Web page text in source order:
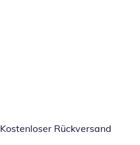
Kostenloser Rückversand